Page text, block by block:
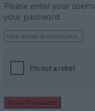
Please enter your
your password.